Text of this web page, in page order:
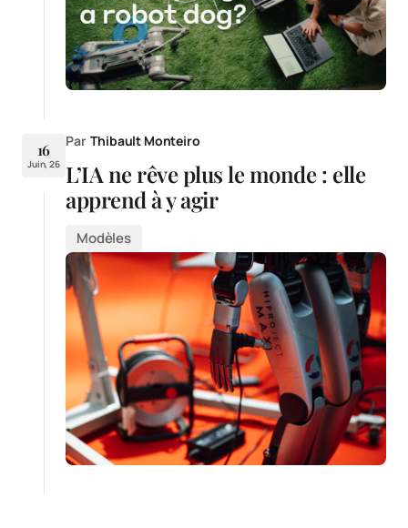
16
Juin, 26
Par Thibault Monteiro
L’IA ne rêve plus le monde : elle
apprend à y agir
Modèles